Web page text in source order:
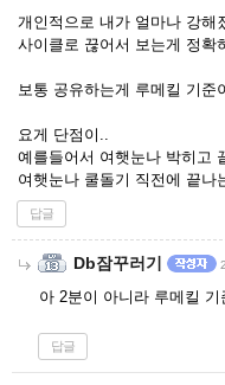
개인적으로 내가 얼마나 강해
사이클로 끊어서 보는게 정확
보통 공유하는게 루메킬 기준
요게 단점이..
예를들어서 여햇눈나 박히고
여햇눈나 쿨돌기 직전에 끝나
답글
Db잠꾸러기
아 2분이 아니라 루메킬
답글